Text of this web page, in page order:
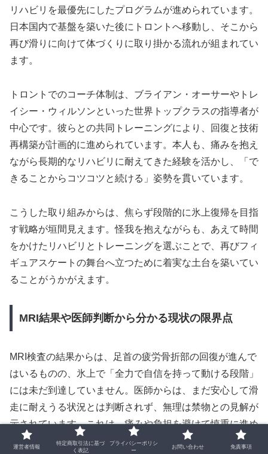
リハビリを最優先にしたプログラムが進められています。
日本国内で基盤を築いた後にトロントへ移動し、そこから
再び滑りに向けて体づくりに取り掛かる流れが組まれてい
ます。
トロントでのコーチ体制は、ブライアン・オーサーやトレ
イシー・ウィルソンといった世界トップクラスの指導者が
中心です。彼らとの共同トレーニングにより、回復と技術
再構築が計画的に進められています。本人も、痛みを抱え
ながら長期的なリハビリに耐えてきた経験を活かし、「で
きることからコツコツと続ける」姿勢を貫いています。
こうした取り組みからは、焦らず段階的に氷上復帰を目指
す戦略が垣間見えます。怪我を抱えながらも、あえて時間
をかけたリハビリとトレーニングを選ぶことで、再びフィ
ギュアスケートの舞台へ立つために着実な土台を築いてい
ることがうかがえます。
MRI結果や医師判断から分かる現状の限界点
MRI検査の結果からは、足首の疲労骨折部の回復が進んで
はいるものの、氷上で「全力で自信を持って動ける段階」
には未だ到達していません。医師からは、まだ安心して滑
走に耐えうる状況とは判断されず、無理は禁物との見解が
示されています。これは、痛みや負担を避けて慎重に進め
るための重要な判断であり、安全に復帰するための配慮が
運営者情報
特定商取引法に基づ
く表記
プライバシーポリシ
ー
お問い合わせ 免責事項